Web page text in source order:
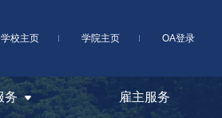
学校主页 学院主页 OA登录
务 雇主服务